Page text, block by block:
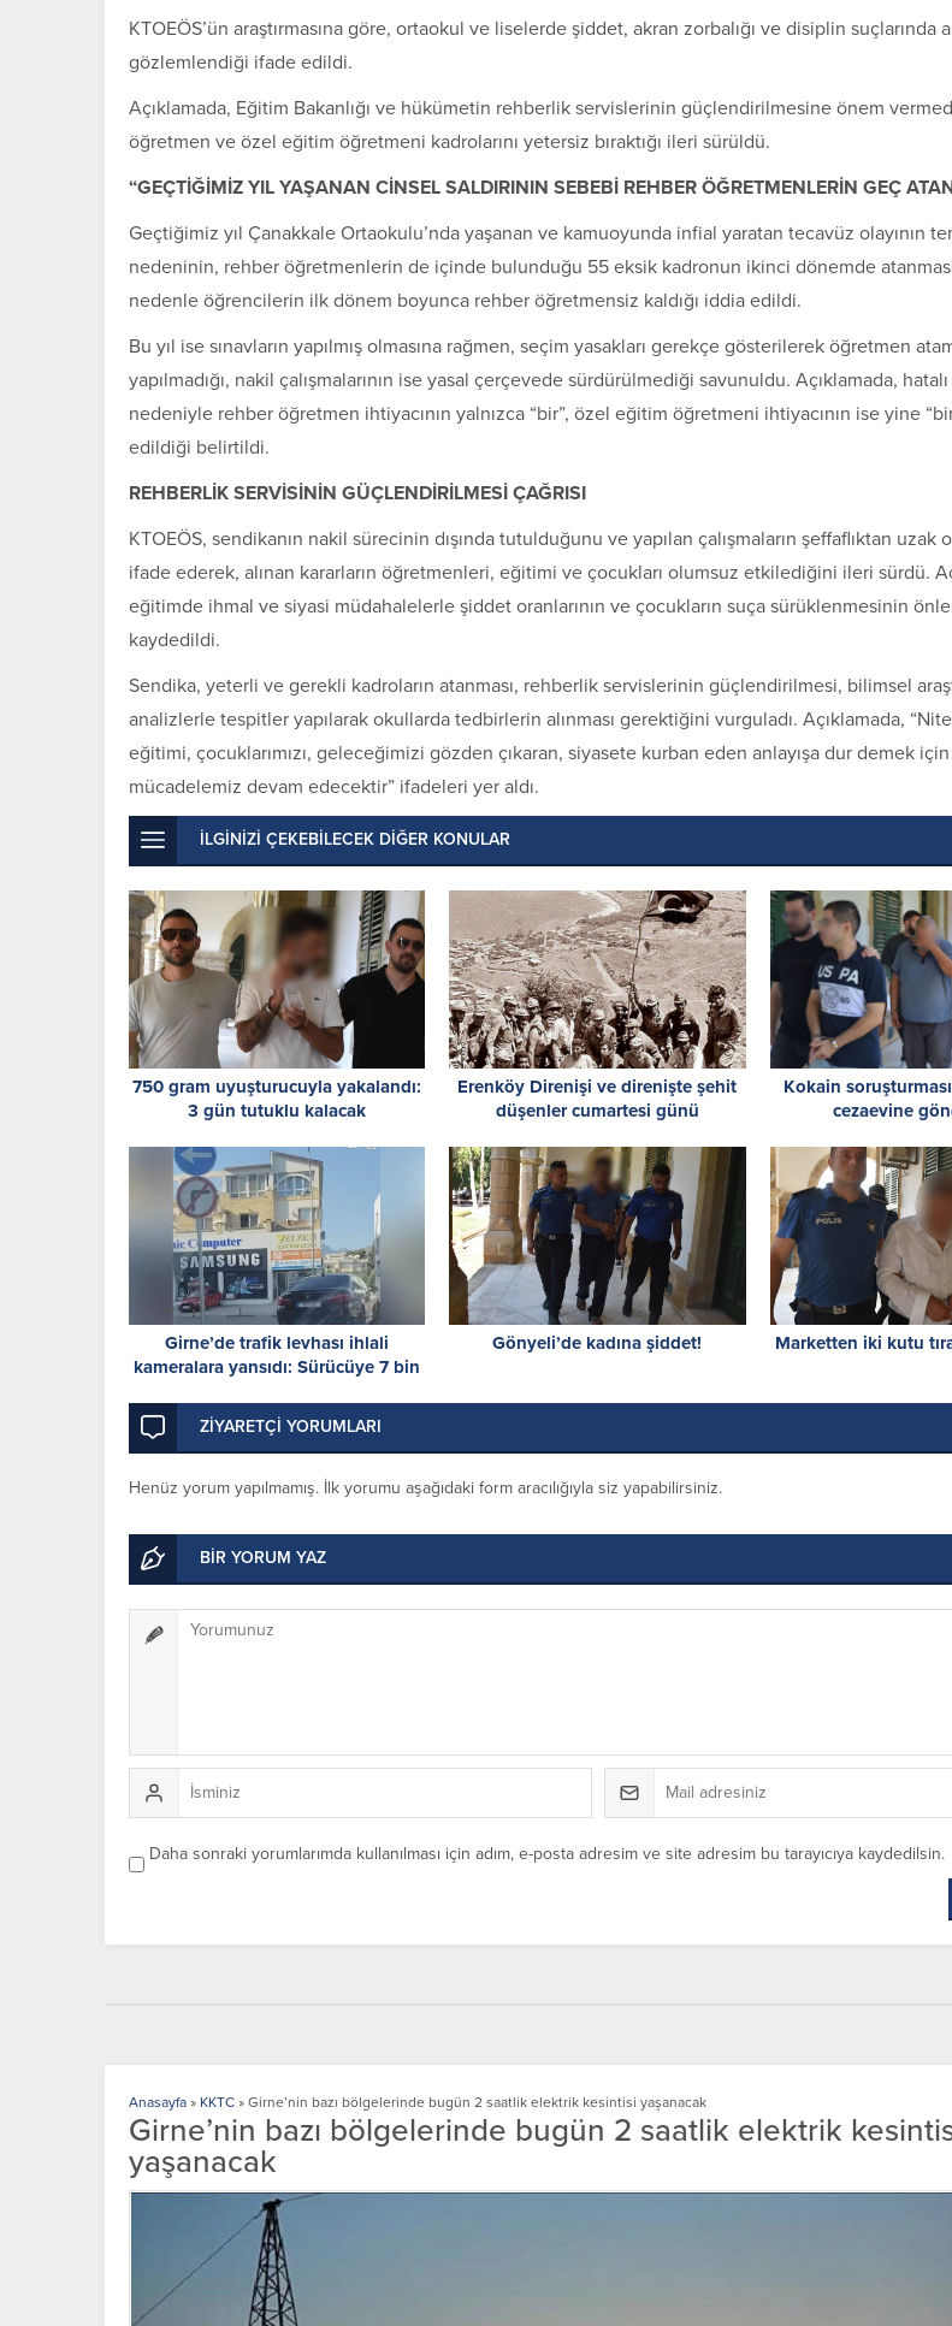
KTOEÖS’ün araştırmasına göre, ortaokul ve liselerde şiddet, akran zorbalığı ve disiplin suçlarında
gözlemlendiği ifade edildi.
Açıklamada, Eğitim Bakanlığı ve hükümetin rehberlik servislerinin güçlendirilmesine önem
öğretmen ve özel eğitim öğretmeni kadrolarını yetersiz bıraktığı ileri sürüldü.
“GEÇTİĞİMİZ YIL YAŞANAN CİNSEL SALDIRININ SEBEBİ REHBER ÖĞRETMENLERİN GEÇ
Geçtiğimiz yıl Çanakkale Ortaokulu’nda yaşanan ve kamuoyunda infial yaratan tecavüz olayının
nedeninin, rehber öğretmenlerin de içinde bulunduğu 55 eksik kadronun ikinci dönemde
nedenle öğrencilerin ilk dönem boyunca rehber öğretmensiz kaldığı iddia edildi.
Bu yıl ise sınavların yapılmış olmasına rağmen, seçim yasakları gerekçe gösterilerek öğretmen
yapılmadığı, nakil çalışmalarının ise yasal çerçevede sürdürülmediği savunuldu. Açıklamada,
nedeniyle rehber öğretmen ihtiyacının yalnızca “bir”, özel eğitim öğretmeni ihtiyacının ise yine
edildiği belirtildi.
REHBERLİK SERVİSİNİN GÜÇLENDİRİLMESİ ÇAĞRISI
KTOEÖS, sendikanın nakil sürecinin dışında tutulduğunu ve yapılan çalışmaların şeffaflıktan uzak
ifade ederek, alınan kararların öğretmenleri, eğitimi ve çocukları olumsuz etkilediğini ileri sürdü.
eğitimde ihmal ve siyasi müdahalelerle şiddet oranlarının ve çocukların suça sürüklenmesinin
kaydedildi.
Sendika, yeterli ve gerekli kadroların atanması, rehberlik servislerinin güçlendirilmesi, bilimsel
analizlerle tespitler yapılarak okullarda tedbirlerin alınması gerektiğini vurguladı. Açıklamada,
eğitimi, çocuklarımızı, geleceğimizi gözden çıkaran, siyasete kurban eden anlayışa dur demek için
mücadelemiz devam edecektir” ifadeleri yer aldı.
İLGİNİZİ ÇEKEBİLECEK DİĞER KONULAR
750 gram uyuşturucuyla yakalandı:
3 gün tutuklu kalacak
Erenköy Direnişi ve direnişte şehit
düşenler cumartesi günü
Kokain
cezaevine
Girne’de trafik levhası ihlali
kameralara yansıdı: Sürücüye 7 bin
Gönyeli’de kadına şiddet! Marketten iki kutu
ZİYARETÇİ YORUMLARI
Henüz yorum yapılmamış. İlk yorumu aşağıdaki form aracılığıyla siz yapabilirsiniz.
BİR YORUM YAZ
Daha sonraki yorumlarımda kullanılması için adım, e-posta adresim ve site adresim bu tarayıcıya kaydedilsin.
Anasayfa » KKTC » Girne’nin bazı bölgelerinde bugün 2 saatlik elektrik kesintisi yaşanacak
Girne’nin bazı bölgelerinde bugün 2 saatlik elektrik
yaşanacak